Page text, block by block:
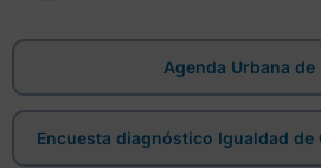
Agenda Urbana
Encuesta diagnóstico Igualdad